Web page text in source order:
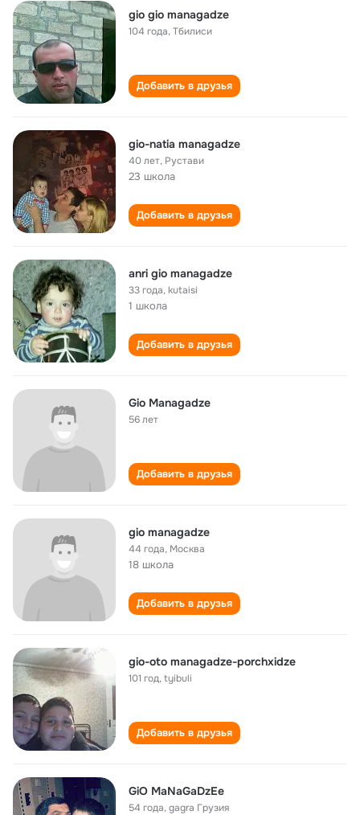
gio gio managadze
104 года,Тбилиси
Добавить в друзья
gio-natia managadze
40 лет, Рустави
23 школа
Добавить в друзья
anri gio managadze
33 года,kutaisi
1 школа
Добавить в друзья
Gio Managadze
56 лет
Добавить в друзья
gio managadze
44 года, Москва
18 школа
Добавить в друзья
gio-oto managadze-porchxidze
101 год,tyibuli
Добавить в друзья
GiO MaNaGaDzEe
54 года,gagra Грузия